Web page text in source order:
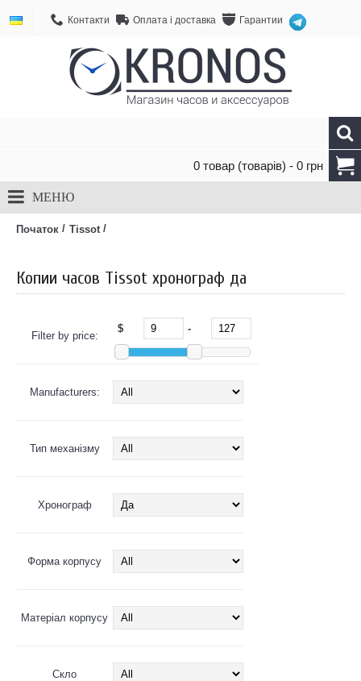
Контакти Оплата і доставка Гарантии
0 товар (товарів) - 0 грн
МЕНЮ
Початок / Tissot /
Копии часов Tissot хронограф да
Filter by price:
$ -
Manufacturers:
Тип механізму
Хронограф
Форма корпусу
Матеріал корпусу
Скло